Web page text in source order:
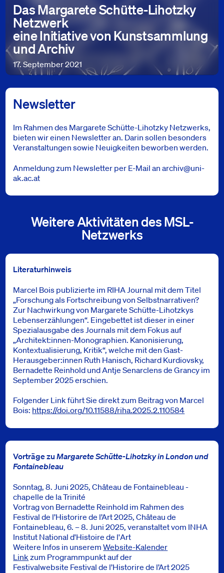
Das Margarete Schütte-Lihotzky
Netzwerk
eine Initiative von Kunstsammlung
und Archiv
17. September 2021
Newsletter
Im Rahmen des Margarete Schütte-Lihotzky Netzwerks,
bieten wir einen Newsletter an. Darin sollen besonders
Veranstaltungen sowie Neuigkeiten beworben werden.
Anmeldung zum Newsletter per E-Mail anarchiv@uni-
ak.ac.at
Weitere Aktivitäten des MSL-
Netzwerks
Literaturhinweis
Marcel Bois publizierte im RIHA Journal mit dem Titel
„Forschung als Fortschreibung von Selbstnarrativen?
Zur Nachwirkung von Margarete Schütte-Lihotzkys
Lebenserzählungen“. Eingebettet ist dieser in einer
Spezialausgabe des Journals mit dem Fokus auf
„Architekt:innen-Monographien. Kanonisierung,
Kontextualisierung, Kritik“, welche mit den Gast-
Herausgeber:innen Ruth Hanisch, Richard Kurdiovsky,
Bernadette Reinhold und Antje Senarclens de Grancy im
September 2025 erschien.
Folgender Link führt Sie direkt zum Beitrag von Marcel
Bois: https://doi.org/10.11588/riha.2025.2.110584
Vorträge zuMargarete Schütte-Lihotzky in London und
Fontainebleau
Sonntag, 8. Juni 2025, Château de Fontainebleau -
chapelle de la Trinité
Vortrag von Bernadette Reinhold im Rahmen des
Festival de l’Historire de l’Art 2025, Château de
Fontainebleau, 6. – 8. Juni 2025, veranstaltet vom INHA
Institut National d'Histoire de l'Art
Weitere Infos in unseremWebsite-Kalender
Linkzum Programmpunkt auf der
Festivalwebsite Festival de l’Historire de l’Art 2025